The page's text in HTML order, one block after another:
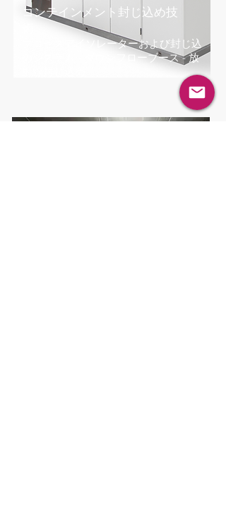
コンテインメント封じ込め​技
プロセスアイソレーターおよび封じ込
めシステム - ダウンフローブース - 放